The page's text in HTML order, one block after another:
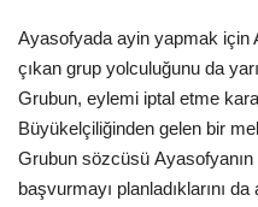
Eğitim
Spor
Gündem
Ayasofyada ayin yapmak için
çıkan grup yolculuğunu da
Grubun, eylemi iptal etme
Büyükelçiliğinden gelen bir
Grubun sözcüsü
başvurmayı planladıklarını da